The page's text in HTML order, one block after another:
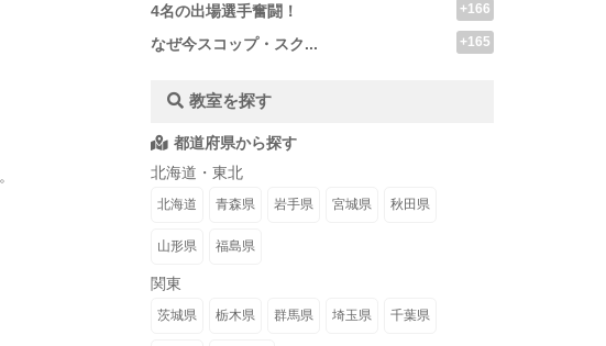
4名の出場選手奮闘！ +166
なぜ今スコップ・スク... +165
教室を探す
都道府県から探す
北海道・東北
北海道 青森県 岩手県 宮城県 秋田県
山形県 福島県
関東
茨城県 栃木県 群馬県 埼玉県 千葉県